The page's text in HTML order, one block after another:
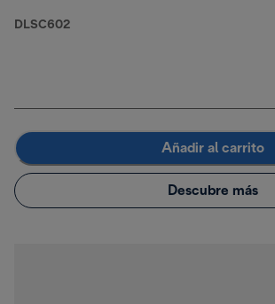
DLSC602
Añadir al carrito
Descubre más